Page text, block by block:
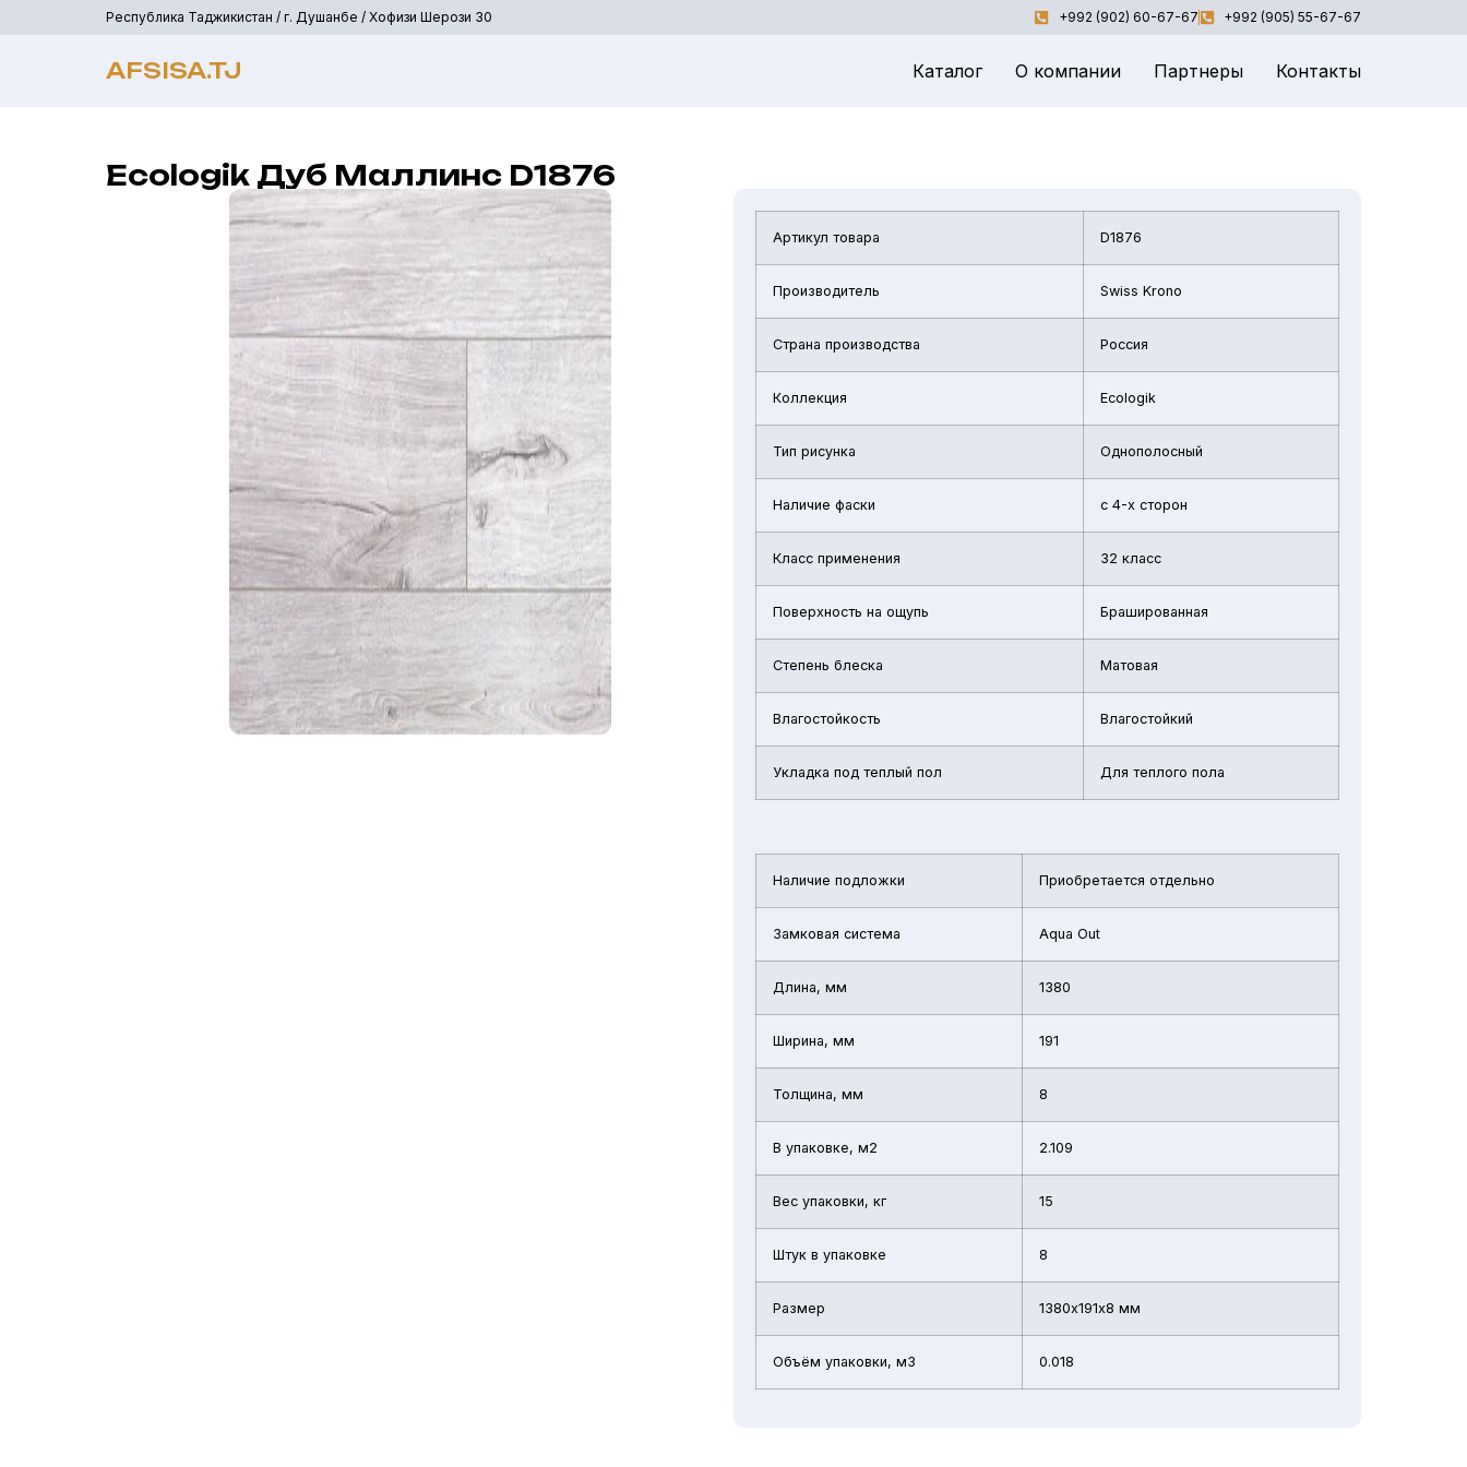
Республика Таджикистан / г. Душанбе / Хофизи Шерози 30 +992 (902) 60-67-67 +992 (905) 55-67-67
AFSISA.TJ Каталог О компании Партнеры Контакты
Ecologik Дуб Маллинс D1876
Артикул товара D1876
Производитель Swiss Krono
Страна производства Россия
Коллекция Ecologik
Тип рисунка Однополосный
Наличие фаски с 4-х сторон
Класс применения 32 класс
Поверхность на ощупь Брашированная
Степень блеска Матовая
Влагостойкость Влагостойкий
Укладка под теплый пол Для теплого пола
Наличие подложки Приобретается отдельно
Замковая система Aqua Out
Длина, мм 1380
Ширина, мм 191
Толщина, мм 8
В упаковке, м2 2.109
Вес упаковки, кг 15
Штук в упаковке 8
Размер 1380х191х8 мм
Объём упаковки, м3 0.018